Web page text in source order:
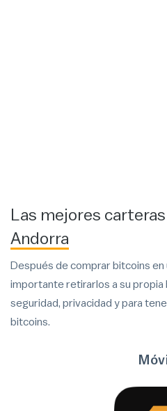
Las mejores
Andorra
Después de comprar bitcoins en
importante retirarlos a su propia
seguridad, privacidad y para
bitcoins.